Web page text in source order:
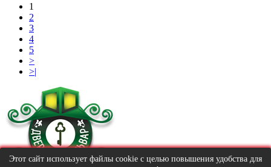
1
2
3
4
5
>
>|
Этот сайт использует файлы cookie с целью повышения удобства для